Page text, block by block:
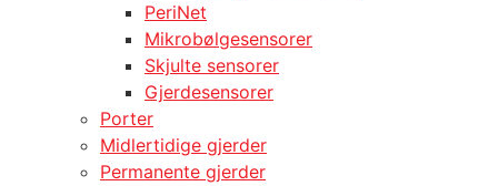
PeriNet
Mikrobølgesensorer
Skjulte sensorer
Gjerdesensorer
Porter
Midlertidige gjerder
Permanente gjerder